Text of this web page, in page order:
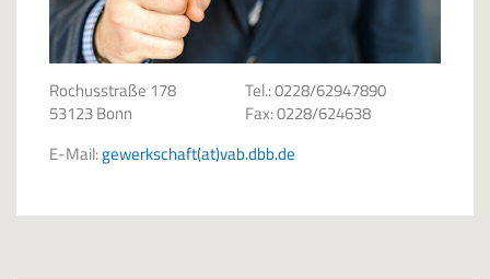
Rochusstraße 178
53123 Bonn
Tel.: 0228/62947890
Fax: 0228/624638
E-Mail:gewerkschaft(at)vab.dbb.de